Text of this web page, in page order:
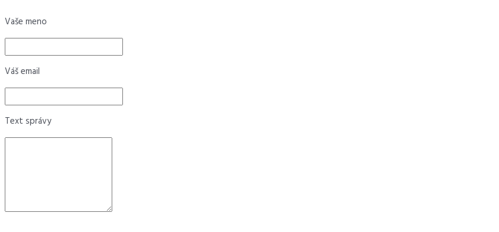
Vaše meno
Váš email
Text správy